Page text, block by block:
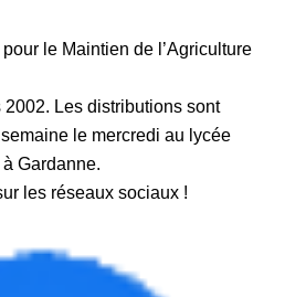
le Maintien de l’Agriculture
Les distributions sont
le mercredi au lycée
Gardanne.
les réseaux sociaux !